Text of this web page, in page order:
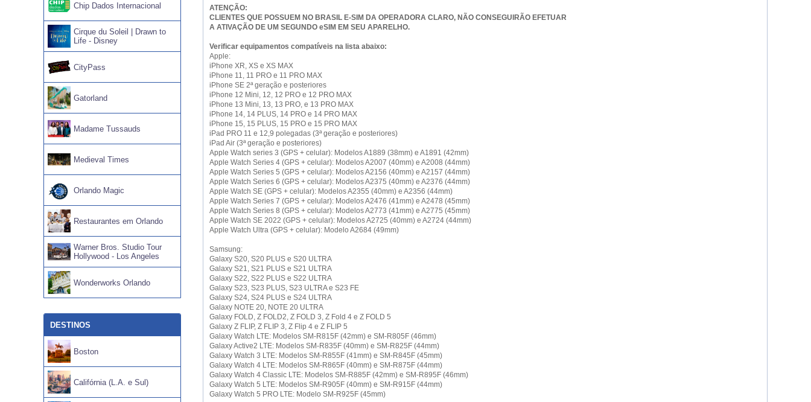
Chip Dados Internacional
Cirque du Soleil | Drawn to
Life - Disney
CityPass
Gatorland
Madame Tussauds
Medieval Times
Orlando Magic
Restaurantes em Orlando
Warner Bros. Studio Tour
Hollywood - Los Angeles
Wonderworks Orlando
DESTINOS
Boston
Califórnia (L.A. e Sul)
ATENÇÃO:
CLIENTES QUE POSSUEM NO BRASIL E-SIM DA OPERADORA CLARO, NÃO CONSEGUIRÃO EFETUAR
A ATIVAÇÃO DE UM SEGUNDO eSIM EM SEU APARELHO.
Verificar equipamentos compatíveis na lista abaixo:
Apple:
iPhone XR, XS e XS MAX
iPhone 11, 11 PRO e 11 PRO MAX
iPhone SE 2ª geração e posteriores
iPhone 12 Mini, 12, 12 PRO e 12 PRO MAX
iPhone 13 Mini, 13, 13 PRO, e 13 PRO MAX
iPhone 14, 14 PLUS, 14 PRO e 14 PRO MAX
iPhone 15, 15 PLUS, 15 PRO e 15 PRO MAX
iPad PRO 11 e 12,9 polegadas (3ª geração e posteriores)
iPad Air (3ª geração e posteriores)
Apple Watch series 3 (GPS + celular): Modelos A1889 (38mm) e A1891 (42mm)
Apple Watch Series 4 (GPS + celular): Modelos A2007 (40mm) e A2008 (44mm)
Apple Watch Series 5 (GPS + celular): Modelos A2156 (40mm) e A2157 (44mm)
Apple Watch Series 6 (GPS + celular): Modelos A2375 (40mm) e A2376 (44mm)
Apple Watch SE (GPS + celular): Modelos A2355 (40mm) e A2356 (44mm)
Apple Watch Series 7 (GPS + celular): Modelos A2476 (41mm) e A2478 (45mm)
Apple Watch Series 8 (GPS + celular): Modelos A2773 (41mm) e A2775 (45mm)
Apple Watch SE 2022 (GPS + celular): Modelos A2725 (40mm) e A2724 (44mm)
Apple Watch Ultra (GPS + celular): Modelo A2684 (49mm)
Samsung:
Galaxy S20, S20 PLUS e S20 ULTRA
Galaxy S21, S21 PLUS e S21 ULTRA
Galaxy S22, S22 PLUS e S22 ULTRA
Galaxy S23, S23 PLUS, S23 ULTRA e S23 FE
Galaxy S24, S24 PLUS e S24 ULTRA
Galaxy NOTE 20, NOTE 20 ULTRA
Galaxy FOLD, Z FOLD2, Z FOLD 3, Z Fold 4 e Z FOLD 5
Galaxy Z FLIP, Z FLIP 3, Z Flip 4 e Z FLIP 5
Galaxy Watch LTE: Modelos SM-R815F (42mm) e SM-R805F (46mm)
Galaxy Active2 LTE: Modelos SM-R835F (40mm) e SM-R825F (44mm)
Galaxy Watch 3 LTE: Modelos SM-R855F (41mm) e SM-R845F (45mm)
Galaxy Watch 4 LTE: Modelos SM-R865F (40mm) e SM-R875F (44mm)
Galaxy Watch 4 Classic LTE: Modelos SM-R885F (42mm) e SM-R895F (46mm)
Galaxy Watch 5 LTE: Modelos SM-R905F (40mm) e SM-R915F (44mm)
Galaxy Watch 5 PRO LTE: Modelo SM-R925F (45mm)